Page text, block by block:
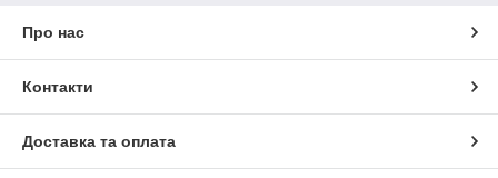
Про нас
Контакти
Доставка та оплата